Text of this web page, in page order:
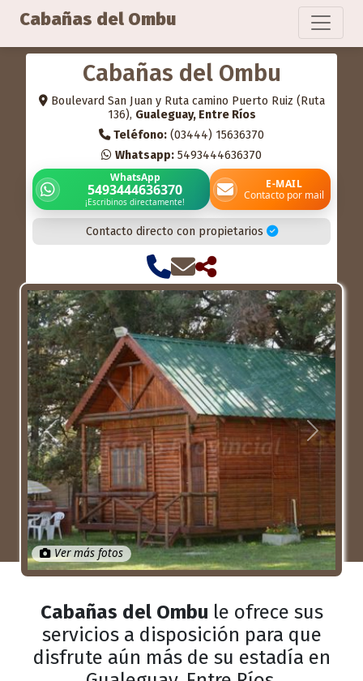
Cabañas del Ombu
Cabañas del Ombu
Boulevard San Juan y Ruta camino Puerto Ruiz (Ruta
136), Gualeguay, Entre Ríos
Teléfono: (03444) 15636370
Whatsapp: 5493444636370
WhatsApp
5493444636370
¡Escribinos directamente!
E-MAIL
Contacto por mail
Contacto directo con propietarios
Anterior Próximo
Ver más fotos
Cabañas del Ombu le ofrece sus
servicios a disposición para que
disfrute aún más de su estadía en